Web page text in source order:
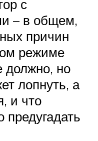
с
– в общем,
причин
режиме
должно, но
лопнуть, а
и что
предугадать